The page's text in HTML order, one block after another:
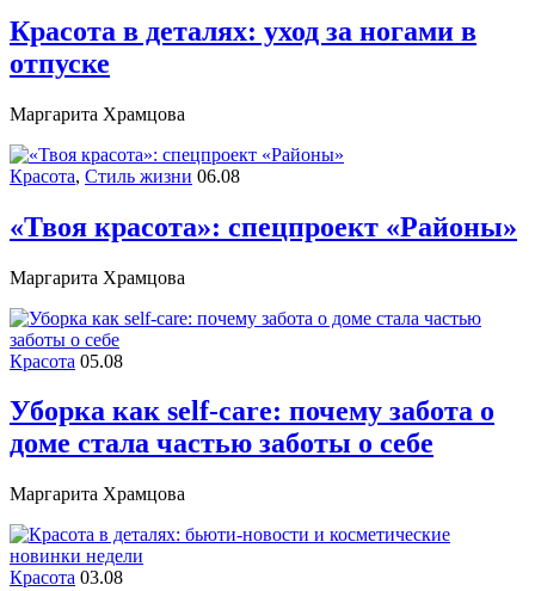
Красота в деталях: уход за ногами в
отпуске
Маргарита Храмцова
Красота, Стиль жизни 06.08
«Твоя красота»: спецпроект «Районы»
Маргарита Храмцова
Красота 05.08
Уборка как self-care: почему забота о
доме стала частью заботы о себе
Маргарита Храмцова
Красота 03.08